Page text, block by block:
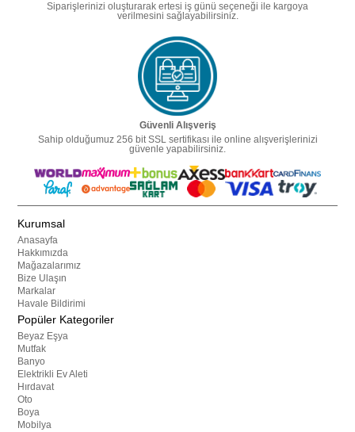
Siparişlerinizi oluşturarak ertesi iş günü seçeneği ile kargoya
verilmesini sağlayabilirsiniz.
Güvenli Alışveriş
Sahip olduğumuz 256 bit SSL sertifikası ile online alışverişlerinizi
güvenle yapabilirsiniz.
Kurumsal
Anasayfa
Hakkımızda
Mağazalarımız
Bize Ulaşın
Markalar
Havale Bildirimi
Popüler Kategoriler
Beyaz Eşya
Mutfak
Banyo
Elektrikli Ev Aleti
Hırdavat
Oto
Boya
Mobilya